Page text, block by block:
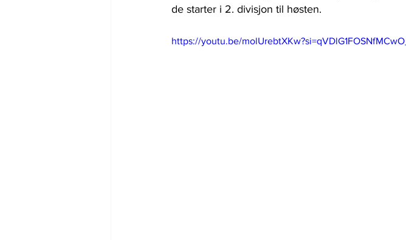
de starter i 2. divisjon til høsten.
https://youtu.be/molUrebtXKw?si=qVDlG1FOSNfMCwO_